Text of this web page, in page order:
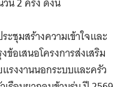
ะชุมสร้างความเข้าใจและ
อเสนอโครงการส่งเสริม
รงงานนอกระบบและครัว